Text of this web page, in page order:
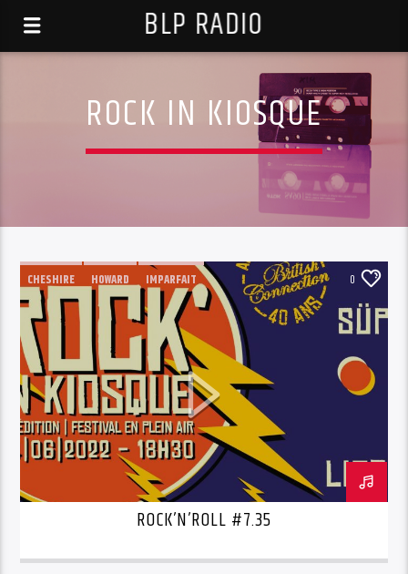
BLP RADIO
ROCK IN KIOSQUE
CHESHIRE HOWARD
IMPARFAIT
LE CRI DE LA LIBELLULE
LITTLE ODETTA
ROCK IN KIOSQUE
ROCK'N'ROLL SÜPERSPORTS
0
ROCK’N’ROLL #7.35